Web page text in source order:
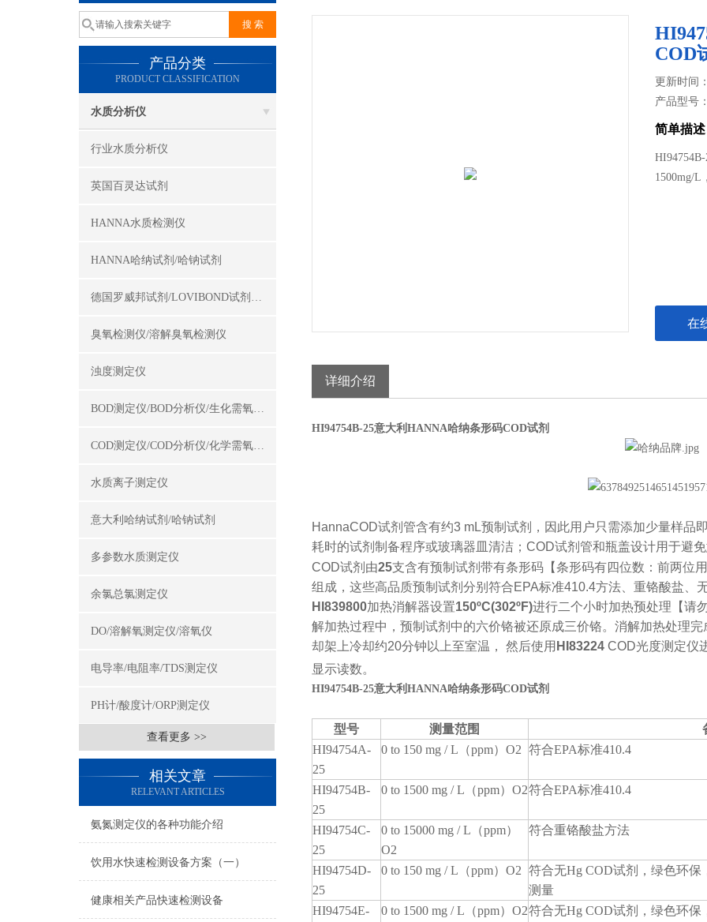
产品分类
PRODUCT CLASSIFICATION
水质分析仪
行业水质分析仪
英国百灵达试剂
HANNA水质检测仪
HANNA哈纳试剂/哈钠试剂
德国罗威邦试剂/LOVIBOND试剂/罗威邦试剂
臭氧检测仪/溶解臭氧检测仪
浊度测定仪
BOD测定仪/BOD分析仪/生化需氧量测定仪
COD测定仪/COD分析仪/化学需氧量测定仪
水质离子测定仪
意大利哈纳试剂/哈钠试剂
多参数水质测定仪
余氯总氯测定仪
DO/溶解氧测定仪/溶氧仪
电导率/电阻率/TDS测定仪
PH计/酸度计/ORP测定仪
查看更多 >>
相关文章
RELEVANT ARTICLES
氨氮测定仪的各种功能介绍
饮用水快速检测设备方案（一）
健康相关产品快速检测设备
COD
更新时间
产品型号
简单描述
1500mg/L
在
详细介绍
HI94754B-25意大利HANNA哈纳条形码COD试剂
HannaCOD试剂管含有约3 mL预制试剂，因此用户只需添加少量样品
耗时的试剂制备程序或玻璃器皿清洁； COD试剂管和瓶盖设计用于避
COD试剂 由25支含有预制试剂带有条形码【条形码有四位数：前两位
组成 ，这些高品质预制试剂分别符合EPA标准410.4方法、重铬酸盐、
HI839800加热消解器设置150ºC(302ºF)进行二个小时加热预处理【请
解加热过程中，预制试剂中的六价铬被还原成三价铬。消解加热处理
却架上冷却约20分钟以上至室温， 然后使用 HI83224 COD光度测定仪
显示读数。
HI94754B-25意大利HANNA哈纳条形码COD试剂
型号 测量范围
HI94754A-
25
0 to 150 mg / L （ppm） O2 符合EPA标准410.4
HI94754B-
25
0 to 1500 mg / L （ppm） O2符合EPA标准410.4
HI94754C-
25
0 to 15000 mg / L （ppm）
O2
符合重铬酸盐方法
HI94754D-
25
0 to 150 mg / L （ppm） O2 符合无Hg COD试剂，绿色环保
测量
HI94754E-
0 to 1500 mg / L （ppm） O2符合无Hg COD试剂，绿色环保